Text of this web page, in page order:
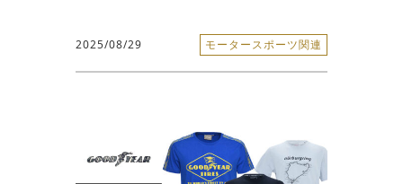
2025/08/29 モータースポーツ関連